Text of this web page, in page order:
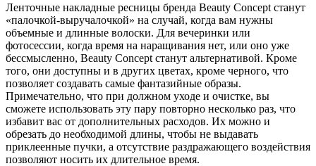
Ленточные накладные ресницы бренда Beauty Concept станут
«палочкой-выручалочкой» на случай, когда вам нужны
объемные и длинные волоски. Для вечеринки или
фотосессии, когда время на наращивания нет, или оно уже
бессмысленно, Beauty Concept станут альтернативой. Кроме
того, они доступны и в других цветах, кроме черного, что
позволяет создавать самые фантазийные образы.
Примечательно, что при должном уходе и очистке, вы
сможете использовать эту пару повторно несколько раз, что
избавит вас от дополнительных расходов. Их можно и
обрезать до необходимой длины, чтобы не выдавать
приклеенные пучки, а отсутствие раздражающего воздействия
позволяют носить их длительное время.